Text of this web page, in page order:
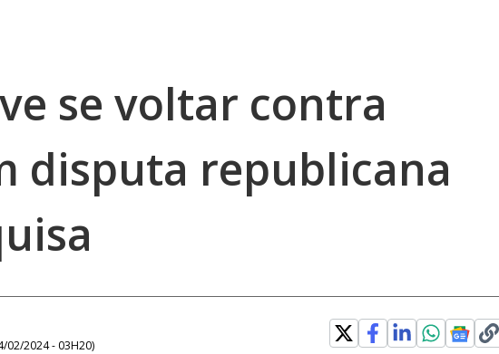
se voltar contra
disputa republicana
02/2024 - 03H20)